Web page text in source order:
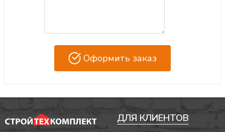
Оформить заказ
ДЛЯ КЛИЕНТОВ